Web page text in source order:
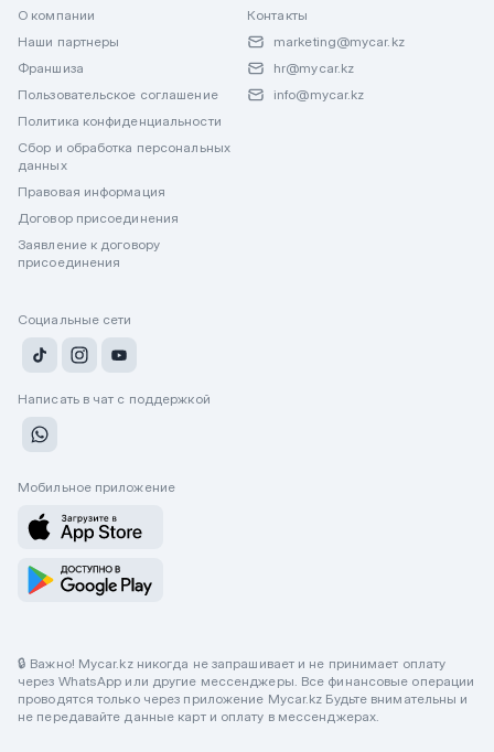
О компании
Наши партнеры
Франшиза
Пользовательское соглашение
Политика конфиденциальности
Сбор и обработка персональных
данных
Правовая информация
Договор присоединения
Заявление к договору
присоединения
Контакты
marketing@mycar.kz
hr@mycar.kz
info@mycar.kz
Социальные сети
Написать в чат с поддержкой
Мобильное приложение
🔒 Важно! Mycar.kz никогда не запрашивает и не принимает оплату
через WhatsApp или другие мессенджеры. Все финансовые операции
проводятся только через приложение Mycar.kz Будьте внимательны и
не передавайте данные карт и оплату в мессенджерах.